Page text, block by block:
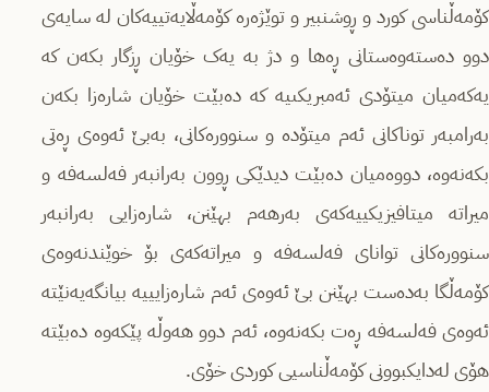
کۆمەڵناسى کورد و ڕوشنبیر و توێژەرە کۆمەڵایەتییەکان لە سایەى
دوو دەستەوەستانى ڕەها و دژ بە یەک خۆیان ڕزگار بکەن کە
یەکەمیان میتۆدى ئەمبریکىیە کە دەبێت خۆیان شارەزا بکەن
بەرامبەر توناکانى ئەم میتۆدە و سنوورەکانى، بەبێ ئەوەى ڕەتى
بکەنەوە، دووەمیان دەبێت دیدێکى ڕوون بەرانبەر فەلسەفە و
میراتە میتافیزیکییەکەى بەرهەم بهێنن، شارەزایى بەرانبەر
سنوورەکانى توانای فەلسەفە و میراتەکەى بۆ خوێندنەوەى
کۆمەڵگا بەدەست بهێنن بێ ئەوەى ئەم شارەزایییە بیانگەیەنێتە
ئەوەى فەلسەفە ڕەت بکەنەوە، ئەم دوو هەوڵە پێکەوە دەبێتە
هۆى لەدایکبوونى کۆمەڵناسیى کوردى خۆى.